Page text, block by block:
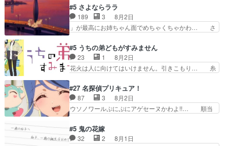
キャラモヤモヤする別れ方だ… 役で出演させてい
ただきました！よろしくお… 毎クールメインヒロ
インを好きになっちゃう…
愛すぎるな楠木ともりちゃんのね… デフォルメさ
れた表情が特に多かったのが印… 葵＆茜の回も良
きでした。あの証拠写真、ひ… 互いが互いのこと
を想っているのにすれ違っ… 第５話をｄアニメス
んと練習したい〟と言… 本当この作品は「キャ
ラ」を活かすのがうま… みずかちゃんの介入で双
子の仲にヒビが………
#5 さよならララ
189 3
8月2日
」が最高にお姉ちゃん面でめちゃくちゃかわ… さ
を振り切ってみんなに謝ったララの思い… 仕事に
馴染めない辺り観ていて苦しいところ… ララちゃ
んの事情はもう少し皆に話して良い… ララと茉里
とで初のアルバイト。七転八倒し… 労働するプリ
てケーキ食べて、帰りにカメ… ララが働く事での
てんやわんや。働いて大変… 地道に働き人と関わ
る日々の中に愛を見いだ…
#5 うちの弟どもがすみません
23 1
8月2日
花火は人に向けてはいけません。引きこもり… 糸
お名前を見たんだけどあの中村大樹さん… 糸ちゃ
んカッケー、色んな意味でwゲームが… 姉から性
的興奮覚えてないよね？なんて言わ… テーマ：引
きこもりの理由感想は、久しぶり… 元ゲーマーな
んの距離感おかしいね(*´… 糸と源ははよ好きお
うとると言わんかい！引… ショウくんと対等に話
#27 名探偵プリキュア！
87 3
8月2日
ウソノワールぷにぷにアゲセーヌかわよ!!… 順当
取り戻し正式に探偵事務所で働き始め… ポワロ、
元ネタを解説して原作に誘導するの… くれあさん
#5 鬼の花嫁
32 2
8月1日